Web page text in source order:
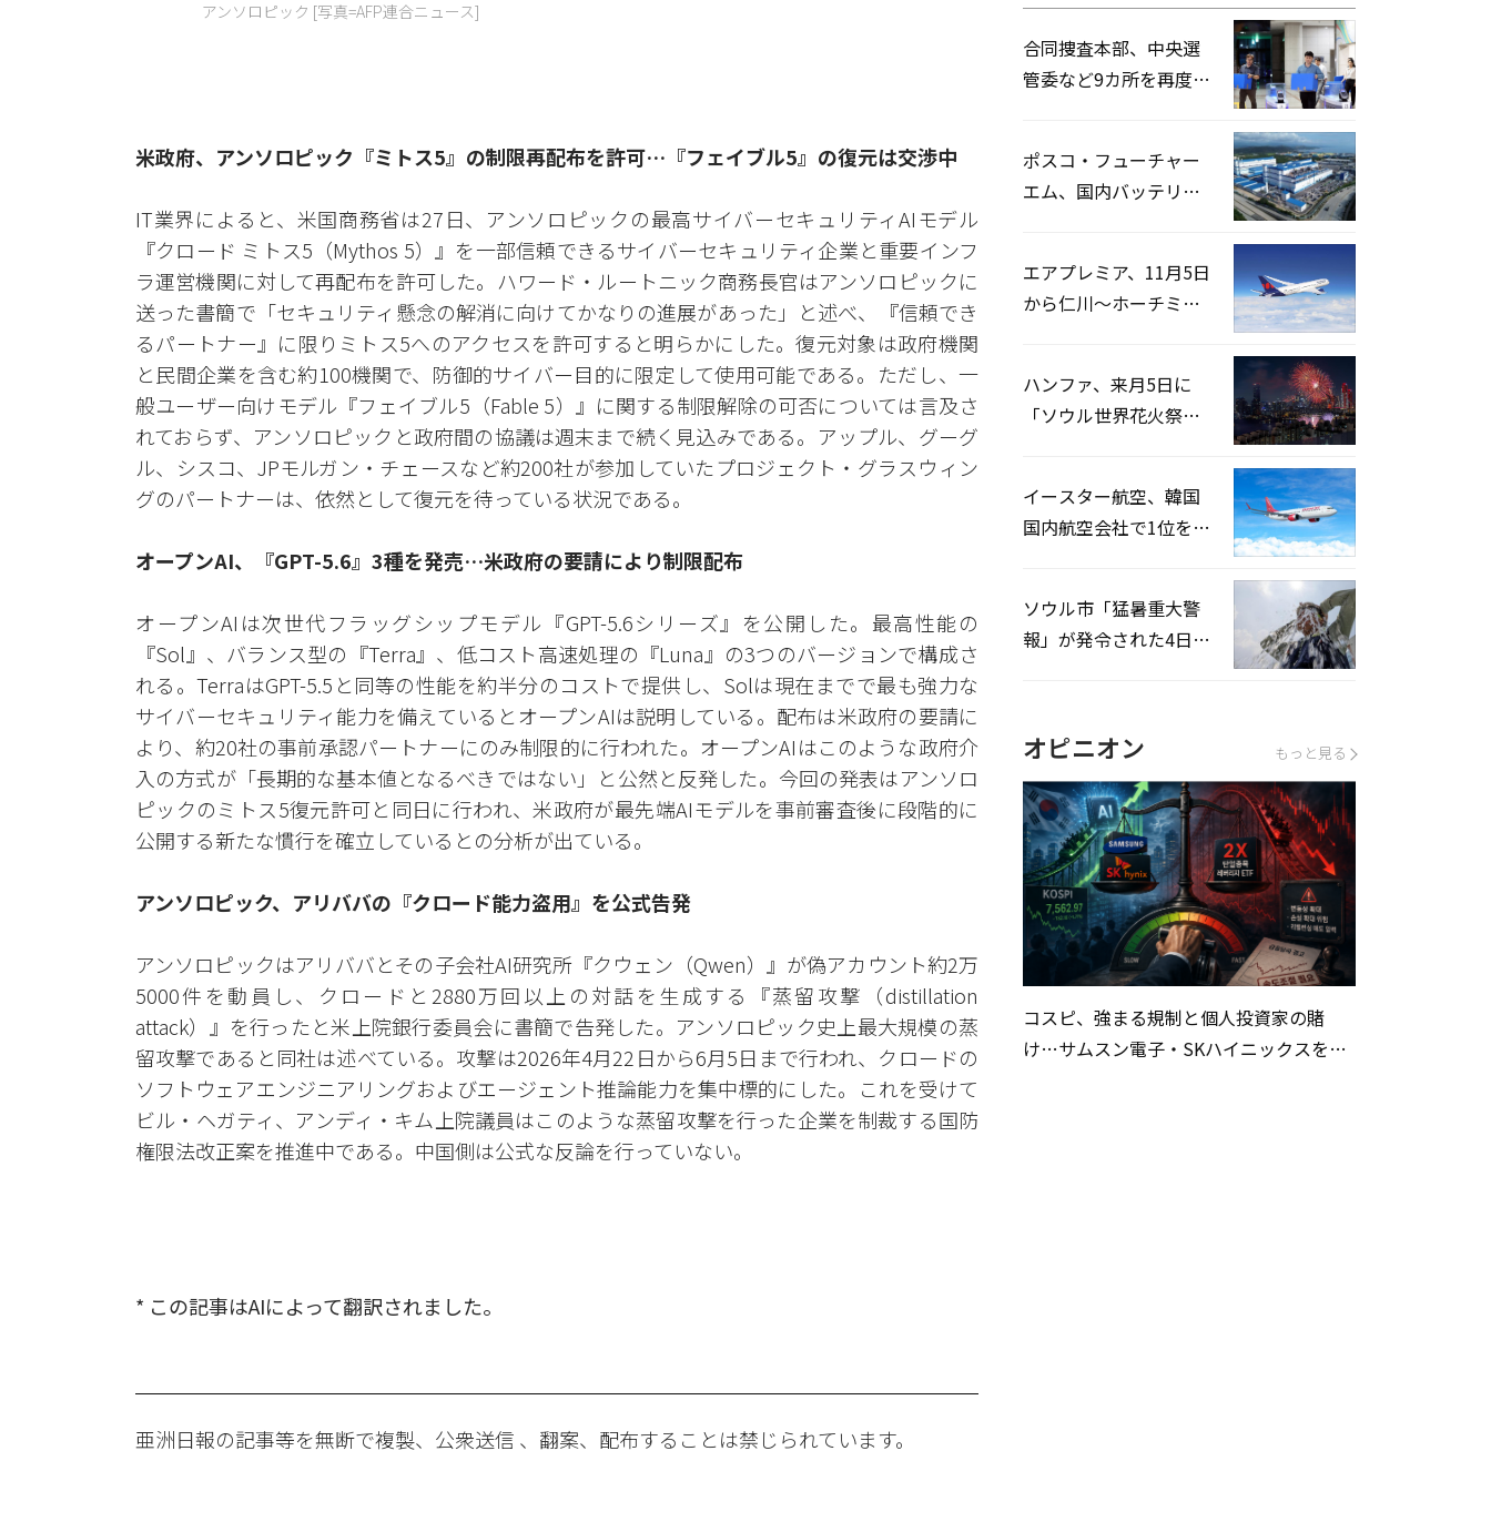
アンソロピック [写真=AFP連合ニュース]
米政府、アンソロピック『ミトス5』の制限再配布を許可…『フェイブル5』の復元は交渉中
IT業界によると、米国商務省は27日、アンソロピックの最高サイバーセキュリティAIモデル
『クロード ミトス5（Mythos 5）』を一部信頼できるサイバーセキュリティ企業と重要インフ
ラ運営機関に対して再配布を許可した。ハワード・ルートニック商務長官はアンソロピックに
送った書簡で「セキュリティ懸念の解消に向けてかなりの進展があった」と述べ、『信頼でき
るパートナー』に限りミトス5へのアクセスを許可すると明らかにした。復元対象は政府機関
と民間企業を含む約100機関で、防御的サイバー目的に限定して使用可能である。ただし、一
般ユーザー向けモデル『フェイブル5（Fable 5）』に関する制限解除の可否については言及さ
れておらず、アンソロピックと政府間の協議は週末まで続く見込みである。アップル、グーグ
ル、シスコ、JPモルガン・チェースなど約200社が参加していたプロジェクト・グラスウィン
グのパートナーは、依然として復元を待っている状況である。
オープンAI、『GPT-5.6』3種を発売…米政府の要請により制限配布
オープンAIは次世代フラッグシップモデル『GPT-5.6シリーズ』を公開した。最高性能の
『Sol』、バランス型の『Terra』、低コスト高速処理の『Luna』の3つのバージョンで構成さ
れる。TerraはGPT-5.5と同等の性能を約半分のコストで提供し、Solは現在までで最も強力な
サイバーセキュリティ能力を備えているとオープンAIは説明している。配布は米政府の要請に
より、約20社の事前承認パートナーにのみ制限的に行われた。オープンAIはこのような政府介
入の方式が「長期的な基本値となるべきではない」と公然と反発した。今回の発表はアンソロ
ピックのミトス5復元許可と同日に行われ、米政府が最先端AIモデルを事前審査後に段階的に
公開する新たな慣行を確立しているとの分析が出ている。
アンソロピック、アリババの『クロード能力盗用』を公式告発
アンソロピックはアリババとその子会社AI研究所『クウェン（Qwen）』が偽アカウント約2万
5000件を動員し、クロードと2880万回以上の対話を生成する『蒸留攻撃（distillation
attack）』を行ったと米上院銀行委員会に書簡で告発した。アンソロピック史上最大規模の蒸
留攻撃であると同社は述べている。攻撃は2026年4月22日から6月5日まで行われ、クロードの
ソフトウェアエンジニアリングおよびエージェント推論能力を集中標的にした。これを受けて
ビル・ヘガティ、アンディ・キム上院議員はこのような蒸留攻撃を行った企業を制裁する国防
権限法改正案を推進中である。中国側は公式な反論を行っていない。
* この記事はAIによって翻訳されました。
亜洲日報の記事等を無断で複製、公衆送信 、翻案、配布することは禁じられています。
合同捜査本部、中央選
管委など9カ所を再度家
ポスコ・フューチャー
エム、国内バッテリー
エアプレミア、11月5日
から仁川〜ホーチミン
ハンファ、来月5日に
「ソウル世界花火祭り
イースター航空、韓国
国内航空会社で1位を記
ソウル市「猛暑重大警
報」が発令された4日、
オピニオン もっと見る
コスピ、強まる規制と個人投資家の賭
け…サムスン電子・SKハイニックスを巡